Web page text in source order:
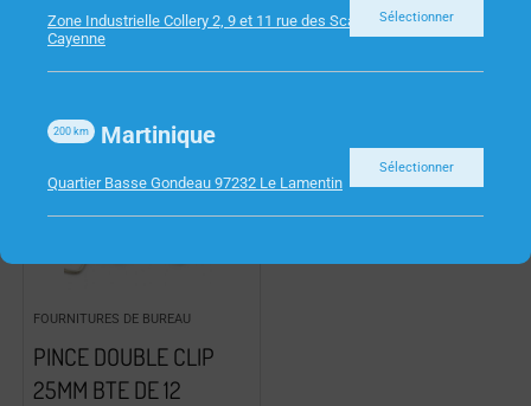
FOURNITURES DE BUREAU
PINCE DOUBLE CLIP
25MM BTE DE 12
Zone Industrielle Collery 2, 9 et 11 rue des Scarabees 97300
Cayenne
Sélectionner
Martinique
200 km
Quartier Basse Gondeau 97232 Le Lamentin
Sélectionner